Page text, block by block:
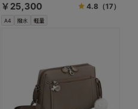
A4 撥水 軽量
￥25,300 4.8 （17）